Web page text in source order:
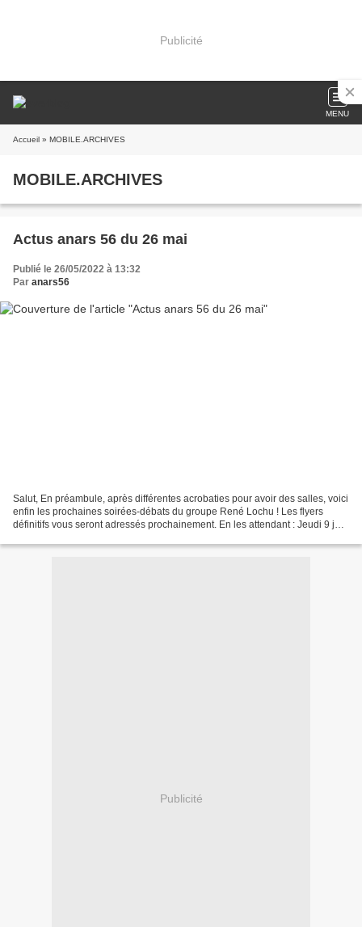
Publicité
MENU
Accueil » MOBILE.ARCHIVES
MOBILE.ARCHIVES
Actus anars 56 du 26 mai
Publié le 26/05/2022 à 13:32
Par anars56
Salut, En préambule, après différentes acrobaties pour avoir des salles, voici
enfin les prochaines soirées-débats du groupe René Lochu ! Les flyers
définitifs vous seront adressés prochainement. En les attendant : Jeudi 9 juin
Publicité